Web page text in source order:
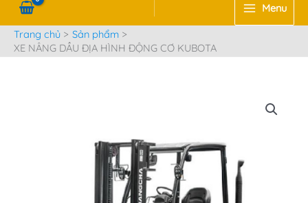
Menu
Trang chủ
Sản phẩm
XE NÂNG DẦU ĐỊA HÌNH ĐỘNG CƠ KUBOTA
tắt